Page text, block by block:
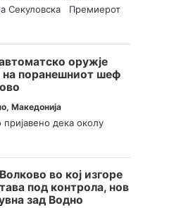
Секуловска Премиерот
оружје
на поранешниот шеф
,Македонија
дека околу
во кој изгоре
под контрола, нов
зад Водно